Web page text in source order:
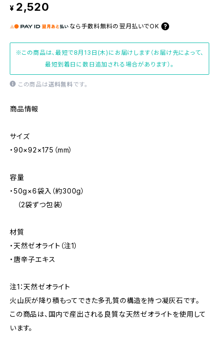
¥ 2,520
なら 手数料無料の 翌月払いでOK
※この商品は、最短で8月13日(木)にお届けします（お届け先によって、
最短到着日に数日追加される場合があります）。
この商品は送料無料です。
商品情報
サイズ
・90×92×175（mm）
容量
・50g×6袋入（約300g）
（2袋ずつ包装）
材質
・天然ゼオライト（注1）
・唐辛子エキス
注1：天然ゼオライト
火山灰が降り積もってできた多孔質の構造を持つ凝灰石です。
この商品は、国内で産出される良質な天然ゼオライトを使用して
います。